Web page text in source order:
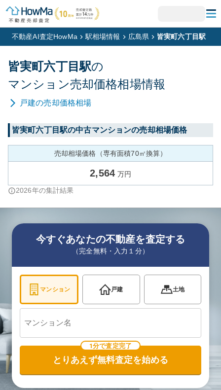
不動産AI査定HowMa 駅相場情報 広島県 皆実町六丁目駅
皆実町六丁目駅の
マンション売却価格相場情報
戸建の売却価格相場
皆実町六丁目駅の中古マンションの売却相場価格
売却相場価格（専有面積70㎡換算）
2,564 万円
2026年の集計結果
今すぐあなたの不動産を査定する
（完全無料・入力１分）
マンション 戸建 土地
1分で査定完了
とりあえず無料査定を始める